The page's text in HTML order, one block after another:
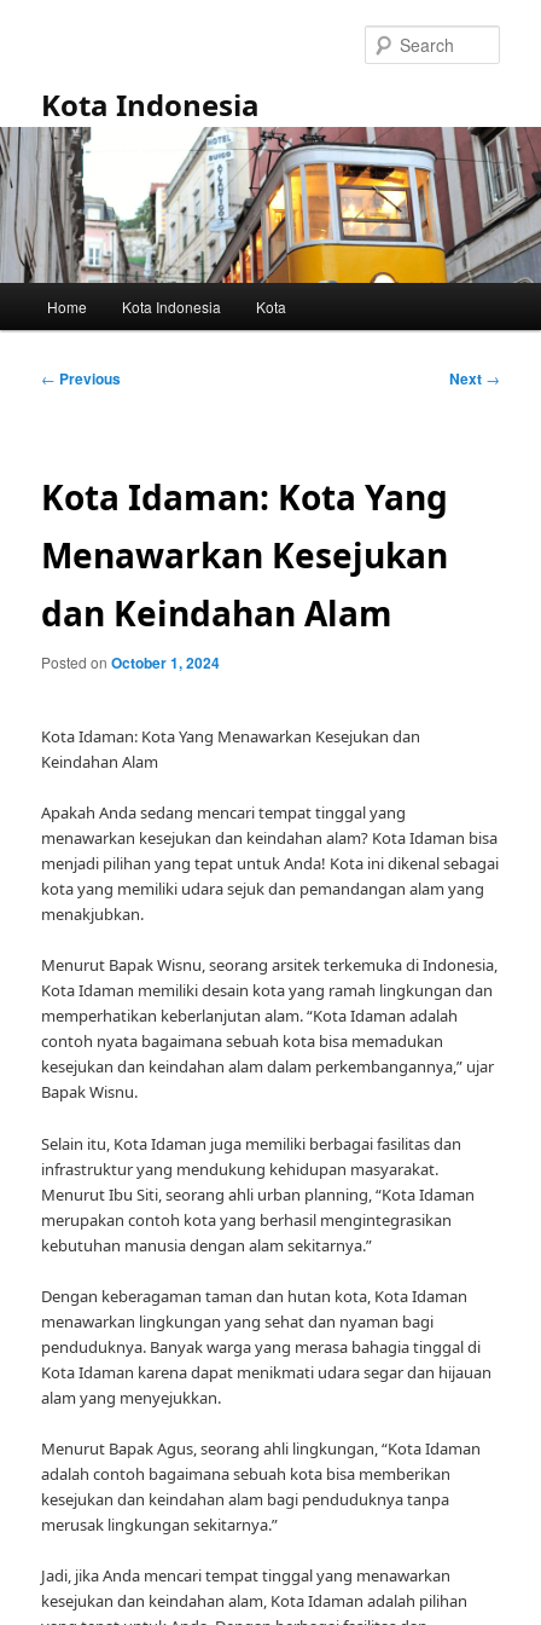
Kota Indonesia
Home Kota Indonesia Kota
Post
← Previous Next →
Kota Idaman: Kota Yang
Menawarkan Kesejukan
dan Keindahan Alam
Posted onOctober 1, 2024
Kota Idaman: Kota Yang Menawarkan Kesejukan dan
Keindahan Alam
Apakah Anda sedang mencari tempat tinggal yang
menawarkan kesejukan dan keindahan alam? Kota Idaman bisa
menjadi pilihan yang tepat untuk Anda! Kota ini dikenal sebagai
kota yang memiliki udara sejuk dan pemandangan alam yang
menakjubkan.
Menurut Bapak Wisnu, seorang arsitek terkemuka di Indonesia,
Kota Idaman memiliki desain kota yang ramah lingkungan dan
memperhatikan keberlanjutan alam. “Kota Idaman adalah
contoh nyata bagaimana sebuah kota bisa memadukan
kesejukan dan keindahan alam dalam perkembangannya,” ujar
Bapak Wisnu.
Selain itu, Kota Idaman juga memiliki berbagai fasilitas dan
infrastruktur yang mendukung kehidupan masyarakat.
Menurut Ibu Siti, seorang ahli urban planning, “Kota Idaman
merupakan contoh kota yang berhasil mengintegrasikan
kebutuhan manusia dengan alam sekitarnya.”
Dengan keberagaman taman dan hutan kota, Kota Idaman
menawarkan lingkungan yang sehat dan nyaman bagi
penduduknya. Banyak warga yang merasa bahagia tinggal di
Kota Idaman karena dapat menikmati udara segar dan hijauan
alam yang menyejukkan.
Menurut Bapak Agus, seorang ahli lingkungan, “Kota Idaman
adalah contoh bagaimana sebuah kota bisa memberikan
kesejukan dan keindahan alam bagi penduduknya tanpa
merusak lingkungan sekitarnya.”
Jadi, jika Anda mencari tempat tinggal yang menawarkan
kesejukan dan keindahan alam, Kota Idaman adalah pilihan